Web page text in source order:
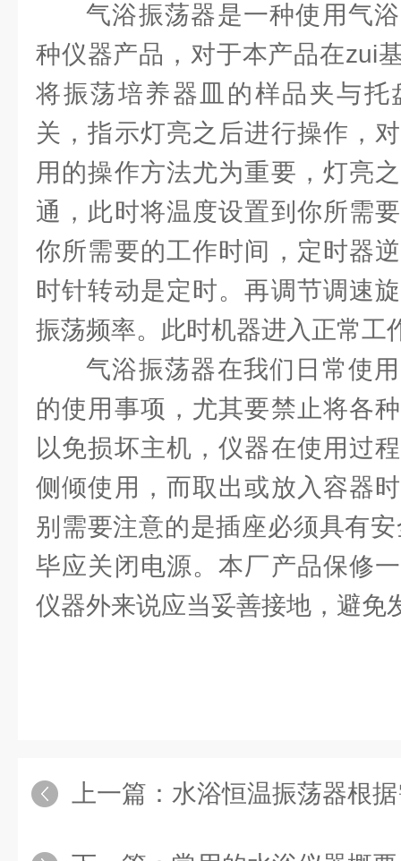
气浴振荡器是一种使用气
种仪器产品，对于本产品在zui
将振荡培养器皿的样品夹与托
关，指示灯亮之后进行操作，
用的操作方法尤为重要，灯亮
通，此时将温度设置到你所需
你所需要的工作时间，定时器
时针转动是定时。再调节调速
振荡频率。此时机器进入正常工
气浴振荡器在我们日常使
的使用事项，尤其要禁止将各
以免损坏主机，仪器在使用过
侧倾使用，而取出或放入容器
别需要注意的是插座必须具有
毕应关闭电源。本厂产品保修
仪器外来说应当妥善接地，避免
上一篇： 水浴恒温振荡器根